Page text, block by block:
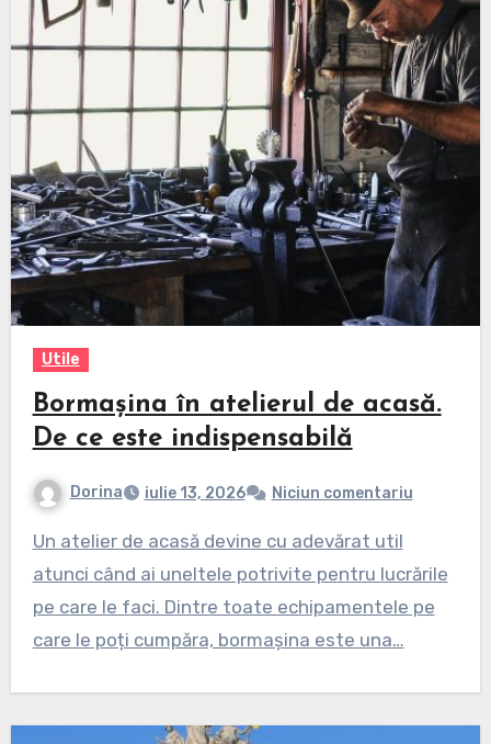
Utile
Bormașina în atelierul de acasă.
De ce este indispensabilă
Dorina iulie 13, 2026 Niciun comentariu
Un atelier de acasă devine cu adevărat util
atunci când ai uneltele potrivite pentru lucrările
pe care le faci. Dintre toate echipamentele pe
care le poți cumpăra, bormașina este una…